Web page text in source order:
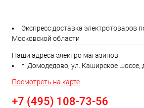
Экспресс доставка электротоваров
Московской области
Наши адреса электро магазинов:
г. Домодедово, ул. Каширское шоссе,
Посмотреть на карте
+7 (495) 108-73-56